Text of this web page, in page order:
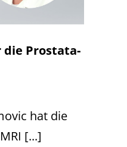
Prostata-
hat die
[...]